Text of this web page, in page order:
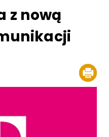
z nową